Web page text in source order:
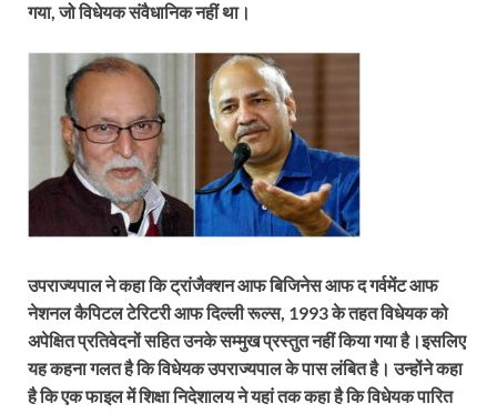
गया,जो विधेयक संवैधानिक नहीं था।
उपराज्यपाल ने कहा कि ट्रांजैक्शन आफ बिजिनेस आफ द गर्वमेंट आफ
नेशनल कैपिटल टेरिटरी आफ दिल्ली रूल्स, 1993 के तहत विधेयक को
अपेक्षित प्रतिवेदनों सहित उनके सम्मुख प्रस्तुत नहीं किया गया है।इसलिए
यह कहना गलत है कि विधेयक उपराज्यपाल के पास लंबित है। उन्होंने कहा
है कि एक फाइल में शिक्षा निदेशालय ने यहां तक कहा है कि विधेयक पारित